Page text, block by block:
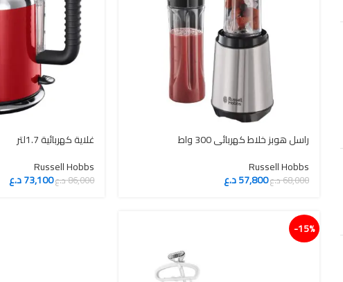
راسل هوبز خلاط كهربائي 300 واط
Russell Hobbs
68,000د.ع57,800د.ع
غلاية كهربائية 1.7لتر
Russell Hobbs
86,000د.ع73,100د.ع
15%-